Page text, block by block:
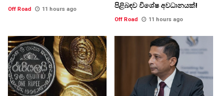
Off Road 11 hours ago
පිළිබඳව විශේෂ අවධානයක්!
Off Road 11 hours ago